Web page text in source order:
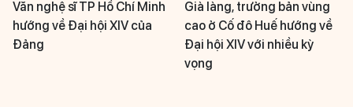
Văn nghệ sĩ TP Hồ Chí Minh
hướng về Đại hội XIV của
Đảng
Già làng, trưởng bản vùng
cao ở Cố đô Huế hướng về
Đại hội XIV với nhiều kỳ
vọng